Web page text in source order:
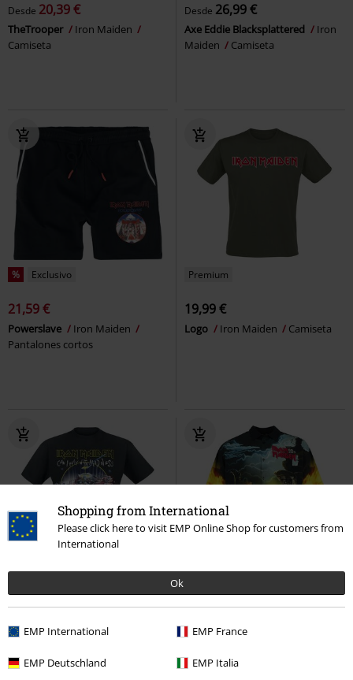
Shopping from International
Please click here to visit EMP Online Shop for customers from
International
Ok
EMP International EMP France
EMP Deutschland EMP Italia
Desde 20,39 €
TheTrooper
Iron Maiden
Camiseta
Desde 26,99 €
Axe Eddie Blacksplattered
Iron
Maiden
Camiseta
% Exclusivo
21,59 €
Powerslave
Iron Maiden
Pantalones cortos
Premium
19,99 €
Logo Iron Maiden Camiseta
% Talla grande
Desde20,39 €
Can I Play With Madness
27% DTO
Stock bajo
PVPR64,99 €
46,99 €
EMP Signature Collection